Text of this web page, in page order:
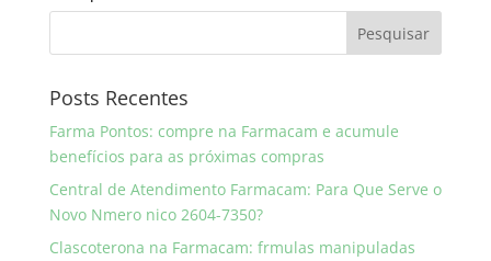
Posts Recentes
Farma Pontos: compre na Farmacam e acumule
benefícios para as próximas compras
Central de Atendimento Farmacam: Para Que Serve o
Novo Nmero nico 2604-7350?
Clascoterona na Farmacam: frmulas manipuladas